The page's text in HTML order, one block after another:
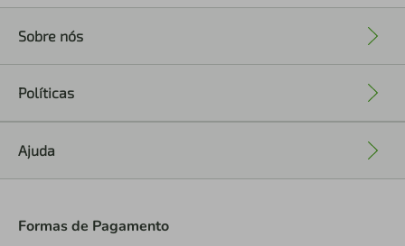
Sobre nós
Políticas
Ajuda
Formas de Pagamento